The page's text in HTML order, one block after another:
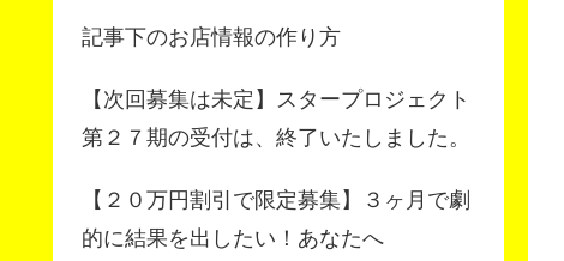
記事下のお店情報の作り方
【次回募集は未定】スタープロジェクト
第２７期の受付は、終了いたしました。
【２０万円割引で限定募集】３ヶ月で劇
的に結果を出したい！あなたへ